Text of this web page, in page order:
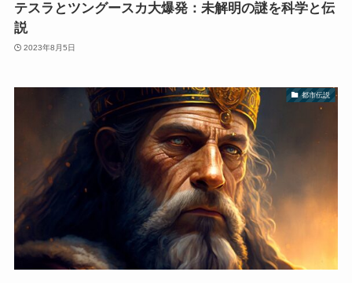
テスラとツングースカ大爆発：未解明の謎を科学と伝
説
2023年8月5日
都市伝説